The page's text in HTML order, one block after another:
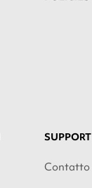
SUPPORT
Contatto